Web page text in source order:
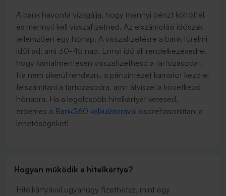
A bank havonta vizsgálja, hogy mennyi pénzt költöttél
és mennyit kell visszafizetned. Az elszámolási időszak
jellemzően egy hónap. A visszafizetésre a bank türelmi
időt ad, ami 30-45 nap. Ennyi idő áll rendelkezésedre,
hogy kamatmentesen visszafizethesd a tartozásodat.
Ha nem sikerül rendezni, a pénzintézet kamatot kezd el
felszámítani a tartozásodra, amit átviszel a következő
hónapra. Ha a legolcsóbb hitelkártyát keresed,
érdemes a Bank360 kalkulátorával összehasonlítani a
lehetőségeket!
Hogyan működik a hitelkártya?
Hitelkártyával ugyanúgy fizethetsz, mint egy